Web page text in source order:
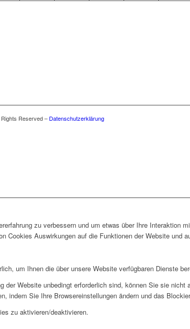
Reserved – Datenschutzerklärung
zu verbessern und um etwas über Ihre Interaktion
Cookies Auswirkungen auf die Funktionen der Website und
um Ihnen die über unsere Website verfügbaren Dienste
der Website unbedingt erforderlich sind, können Sie sie
indem Sie Ihre Browsereinstellungen ändern und das
zu aktivieren/deaktivieren.